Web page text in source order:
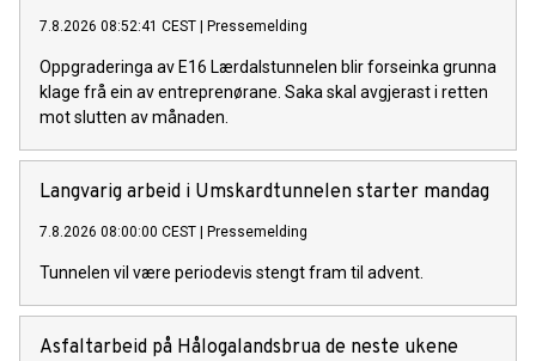
7.8.2026 08:52:41 CEST | Pressemelding
Oppgraderinga av E16 Lærdalstunnelen blir forseinka grunna
klage frå ein av entreprenørane. Saka skal avgjerast i retten
mot slutten av månaden.
Langvarig arbeid i Umskardtunnelen starter mandag
7.8.2026 08:00:00 CEST | Pressemelding
Tunnelen vil være periodevis stengt fram til advent.
Asfaltarbeid på Hålogalandsbrua de neste ukene